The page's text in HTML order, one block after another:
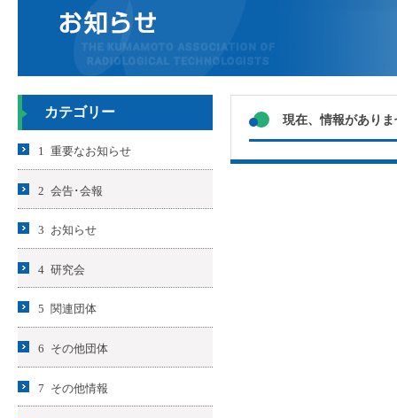
現在、情報があり
カテゴリー
1 重要なお知らせ
2 会告･会報
3 お知らせ
4 研究会
5 関連団体
6 その他団体
7 その他情報